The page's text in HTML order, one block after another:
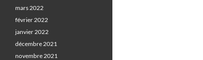
mars 2022
février 2022
janvier 2022
décembre 2021
novembre 2021